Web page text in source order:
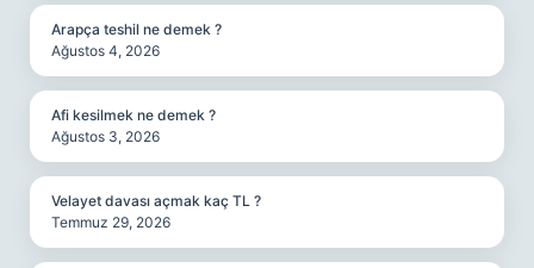
Arapça teshil ne demek ?
Ağustos 4, 2026
Afi kesilmek ne demek ?
Ağustos 3, 2026
Velayet davası açmak kaç TL ?
Temmuz 29, 2026